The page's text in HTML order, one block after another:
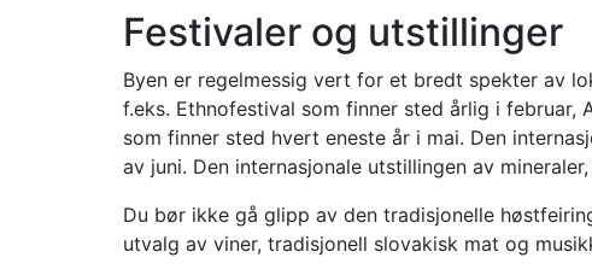
Festivaler og utstillinger
Byen er regelmessig vert for et bredt spekter av
f.eks. Ethnofestival som finner sted årlig i
som finner sted hvert eneste år i mai. Den
av juni. Den internasjonale utstillingen av
Du bør ikke gå glipp av den tradisjonelle
utvalg av viner, tradisjonell slovakisk mat og